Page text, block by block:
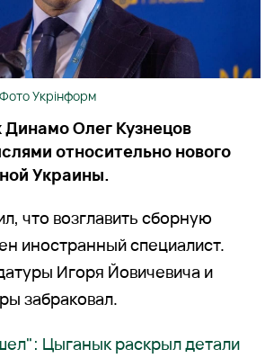
Укрінформ
Олег Кузнецов
относительно нового
Украины.
что возглавить сборную
иностранный специалист.
Игоря Йовичевича и
забраковал.
Цыганык раскрыл детали